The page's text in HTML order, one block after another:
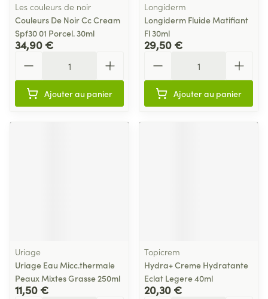
Les couleurs de noir
Couleurs De Noir Cc Cream
Spf30 01 Porcel. 30ml
34,90 €
Ajouter au panier
Longiderm
Longiderm Fluide Matifiant
Fl 30ml
29,50 €
Ajouter au panier
Uriage
Uriage Eau Micc.thermale
Peaux Mixtes Grasse 250ml
11,50 €
Topicrem
Hydra+ Creme Hydratante
Eclat Legere 40ml
20,30 €